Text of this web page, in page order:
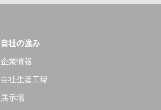
自社の強み
企業情報
自社生産工場
展示場